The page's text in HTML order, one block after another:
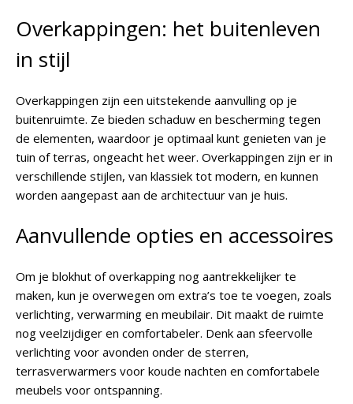
Overkappingen: het buitenleven
in stijl
Overkappingen zijn een uitstekende aanvulling op je
buitenruimte. Ze bieden schaduw en bescherming tegen
de elementen, waardoor je optimaal kunt genieten van je
tuin of terras, ongeacht het weer. Overkappingen zijn er in
verschillende stijlen, van klassiek tot modern, en kunnen
worden aangepast aan de architectuur van je huis.
Aanvullende opties en accessoires
Om je blokhut of overkapping nog aantrekkelijker te
maken, kun je overwegen om extra’s toe te voegen, zoals
verlichting, verwarming en meubilair. Dit maakt de ruimte
nog veelzijdiger en comfortabeler. Denk aan sfeervolle
verlichting voor avonden onder de sterren,
terrasverwarmers voor koude nachten en comfortabele
meubels voor ontspanning.